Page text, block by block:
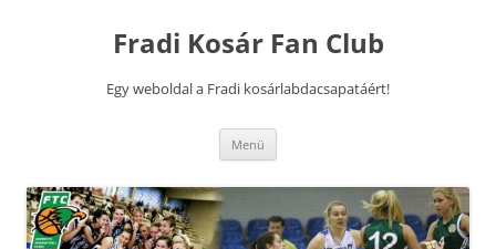
Fradi Kosár Fan Club
Egy weboldal a Fradi kosárlabdacsapatáért!
Menü